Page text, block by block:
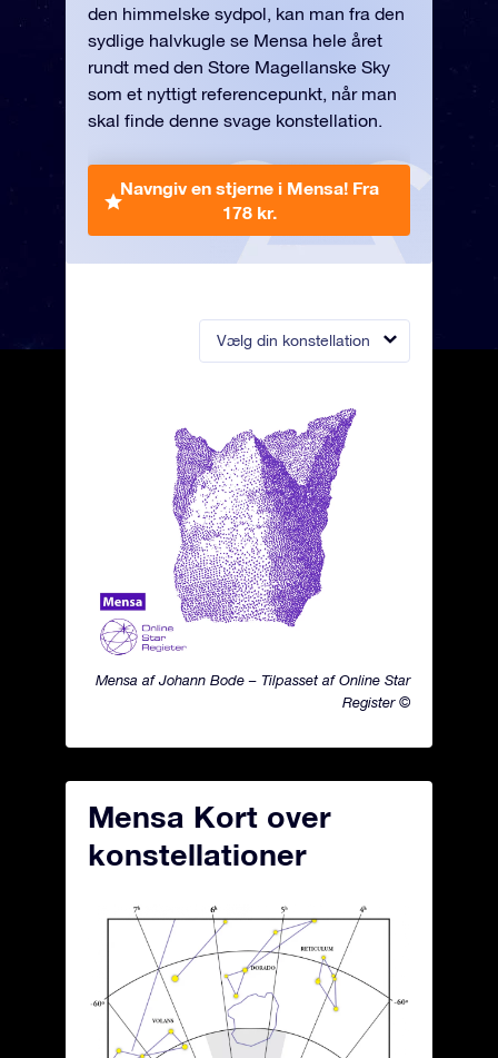
Vælg din konstellation
Mensa af Johann Bode – Tilpasset af Online Star
Register ©
den himmelske sydpol, kan man fra den
sydlige halvkugle se Mensa hele året
rundt med den Store Magellanske Sky
som et nyttigt referencepunkt, når man
skal finde denne svage konstellation.
Navngiv en stjerne i Mensa! Fra
178 kr.
Mensa Kort over
konstellationer